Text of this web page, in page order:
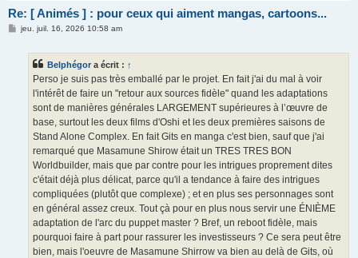
Re: [ Animés ] : pour ceux qui aiment mangas, cartoons...
Mjeu. juil. 16, 2026 10:58 am
Belphégor a écrit : ↑
Perso je suis pas très emballé par le projet. En fait j'ai du mal à voir
l'intérêt de faire un "retour aux sources fidèle" quand les adaptations
sont de manières générales LARGEMENT supérieures à l’œuvre de
base, surtout les deux films d'Oshi et les deux premières saisons de
Stand Alone Complex. En fait Gits en manga c'est bien, sauf que j'ai
remarqué que Masamune Shirow était un TRES TRES BON
Worldbuilder, mais que par contre pour les intrigues proprement dites
c'était déjà plus délicat, parce qu'il a tendance à faire des intrigues
compliquées (plutôt que complexe) ; et en plus ses personnages sont
en général assez creux. Tout çà pour en plus nous servir une ÉNIÈME
adaptation de l'arc du puppet master ? Bref, un reboot fidèle, mais
pourquoi faire à part pour rassurer les investisseurs ? Ce sera peut être
bien, mais l'oeuvre de Masamune Shirrow va bien au delà de Gits, où